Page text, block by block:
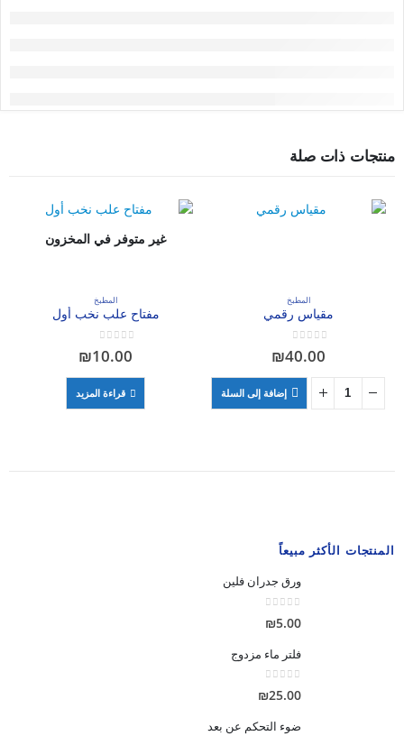
منتجات ذات صلة
المطبخ
مقياس رقمي
0
out of 5
₪40.00
إضافة إلى السلة
غير متوفر في المخزون
المطبخ
مفتاح علب نخب أول
0
out of 5
₪10.00
قراءة المزيد
المنتجات الأكثر مبيعاً
ورق جدران فلين
₪5.00
فلتر ماء مزدوج
0
out of 5
₪25.00
ضوء التحكم عن بعد